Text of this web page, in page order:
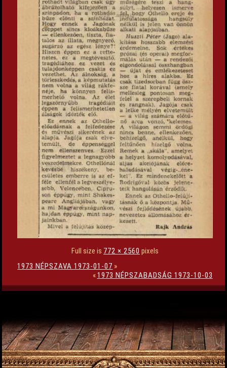
Full size is 772 × 2560 pixels
1973 NÉPSZAVA 1973-01-07 »
«1973 NÉPSZABADSÁG 1973-10-03